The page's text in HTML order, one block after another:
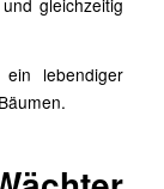
gleichzeitig
lebendiger